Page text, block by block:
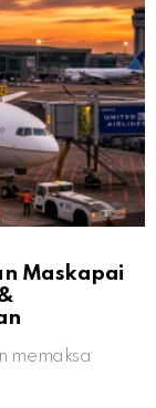
Maskapai
memaksa